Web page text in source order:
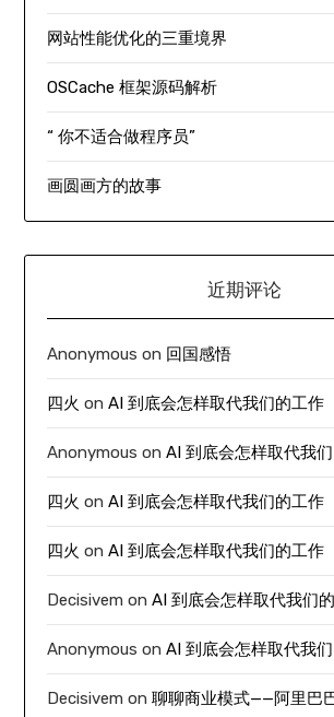
网站性能优化的三重境界
OSCache 框架源码解析
“ 你不适合做程序员”
画圆画方的故事
近期评论
Anonymous on 回国感悟
四火 onAI 到底会怎样取代我们的工作
Anonymous onAI 到底会怎样取代我
四火 onAI 到底会怎样取代我们的工作
四火 onAI 到底会怎样取代我们的工作
Decisivem onAI 到底会怎样取代我们
Anonymous onAI 到底会怎样取代我
Decisivem on聊聊商业模式——阿里巴